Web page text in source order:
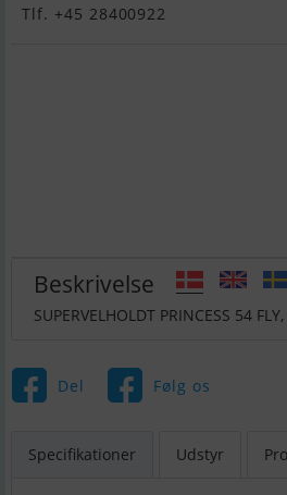
Tlf. +45 28400922
Beskrivelse
SUPERVELHOLDT PRINCESS 54
Del Følg os
Specifikationer Udstyr